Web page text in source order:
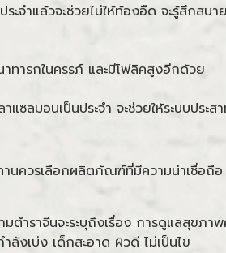
จำแล้วจะช่วยไม่ให้ท้องอืด จะรู้สึกสบ
ทารกในครรภ์ และมีโฟลิคสูงอีกด้วย
ลมอนเป็นประจำ จะช่วยให้ระบบประ
นควรเลือกผลิตภัณฑ์ที่มีความน่าเชื่อถื
ราจีนจะระบุถึงเรื่อง การดูแลสุขภา
งเบ่ง เด็กสะอาด ผิวดี ไม่เป็นไข